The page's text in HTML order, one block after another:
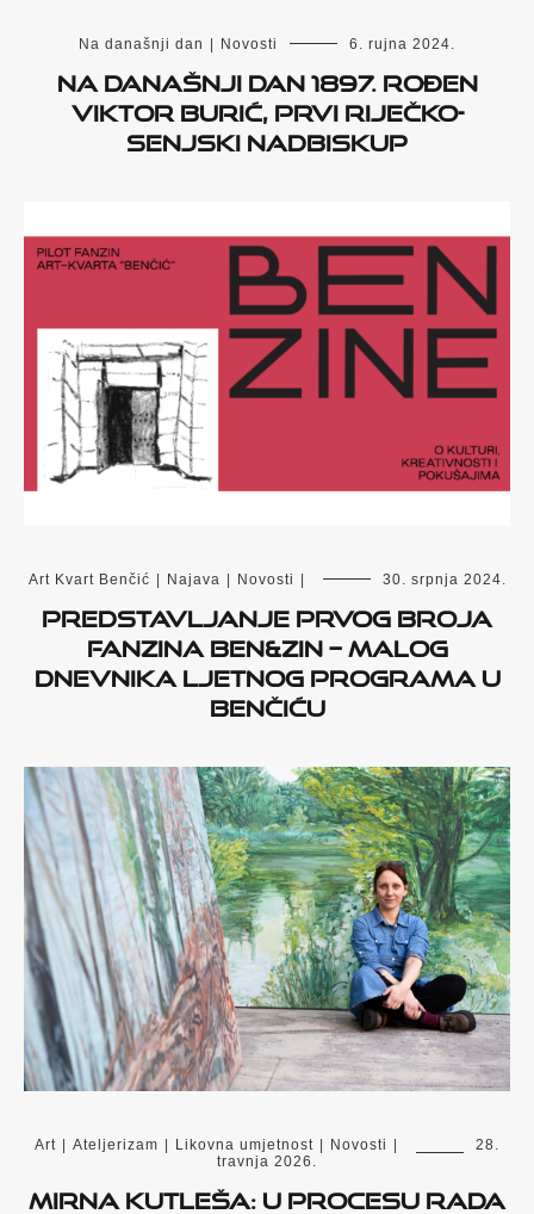
Na današnji dan | Novosti 6. rujna 2024.
Na današnji dan 1897. rođen
Viktor Burić, prvi riječko-
senjski nadbiskup
Art Kvart Benčić | Najava | Novosti | 30. srpnja 2024.
Predstavljanje prvog broja
fanzina Ben&zin – malog
dnevnika Ljetnog programa u
Benčiću
Art | Ateljerizam | Likovna umjetnost | Novosti |
28.
travnja 2026.
Mirna Kutleša: U procesu rada